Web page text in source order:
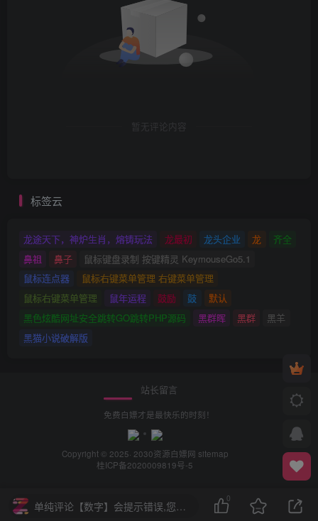
暂无评论内容
标签云
龙途天下，神炉生肖，熔铸玩法 龙最初 龙头企业 龙
齐全
鼻祖
鼻子
鼠标键盘录制 按键精灵 KeymouseGo5.1
鼠标连点器
鼠标右键菜单管理 右键菜单管理
鼠标右键菜单管理
鼠年运程 鼓励 鼓
默认
黑色炫酷网址安全跳转GO跳转PHP源码
黑群晖 黑群
黑羊
黑猫小说破解版
站长留言
免费白嫖才是最快乐的时刻！
Copyright © 2025· 2030资源白嫖网 sitemap
桂ICP备2020009819号-5
单纯评论【数字】会提示错误,您需要评论【中文+数字】或【中文】
0